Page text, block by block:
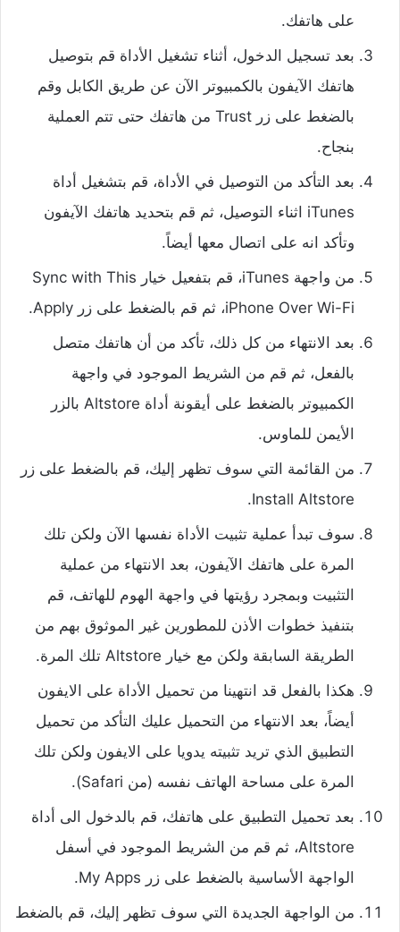
على هاتفك.
بعد تسجيل الدخول، أثناء تشغيل الأداة قم بتوصيل
هاتفك الآيفون بالكمبيوتر الآن عن طريق الكابل وقم
بالضغط على زر Trust من هاتفك حتى تتم العملية
بنجاح.
بعد التأكد من التوصيل في الأداة، قم بتشغيل أداة
iTunes اثناء التوصيل، ثم قم بتحديد هاتفك الآيفون
وتأكد انه على اتصال معها أيضاً.
من واجهة iTunes، قم بتفعيل خيار Sync with This
iPhone Over Wi-Fi، ثم قم بالضغط على زر Apply.
بعد الانتهاء من كل ذلك، تأكد من أن هاتفك متصل
بالفعل، ثم قم من الشريط الموجود في واجهة
الكمبيوتر بالضغط على أيقونة أداة Altstore بالزر
الأيمن للماوس.
من القائمة التي سوف تظهر إليك، قم بالضغط على زر
Install Altstore.
سوف تبدأ عملية تثبيت الأداة نفسها الآن ولكن تلك
المرة على هاتفك الآيفون، بعد الانتهاء من عملية
التثبيت وبمجرد رؤيتها في واجهة الهوم للهاتف، قم
بتنفيذ خطوات الأذن للمطورين غير الموثوق بهم من
الطريقة السابقة ولكن مع خيار Altstore تلك المرة.
هكذا بالفعل قد انتهينا من تحميل الأداة على الايفون
أيضاً، بعد الانتهاء من التحميل عليك التأكد من تحميل
التطبيق الذي تريد تثبيته يدويا على الايفون ولكن تلك
المرة على مساحة الهاتف نفسه (من Safari).
بعد تحميل التطبيق على هاتفك، قم بالدخول الى أداة
Altstore، ثم قم من الشريط الموجود في أسفل
الواجهة الأساسية بالضغط على زر My Apps.
من الواجهة الجديدة التي سوف تظهر إليك، قم بالضغط